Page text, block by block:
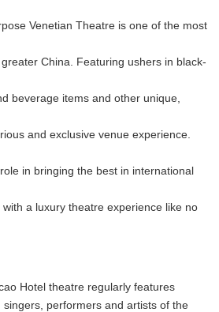
Venetian Theatre is one of the most
China. Featuring ushers in black-
beverage items and other unique,
and exclusive venue experience.
in bringing the best in international
a luxury theatre experience like no
Hotel theatre regularly features
performers and artists of the